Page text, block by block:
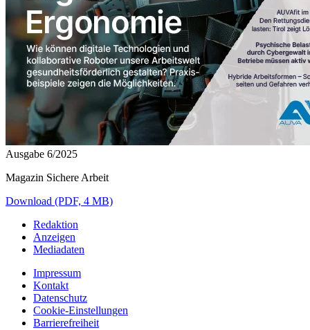
Ausgabe 6/2025
Magazin Sichere Arbeit
Download (PDF, 4 MB)
Redaktion
Anzeigen
Mediadaten
Impressum
Kontakt
Datenschutz
Cookie-Einstellungen
Barrierefreiheit